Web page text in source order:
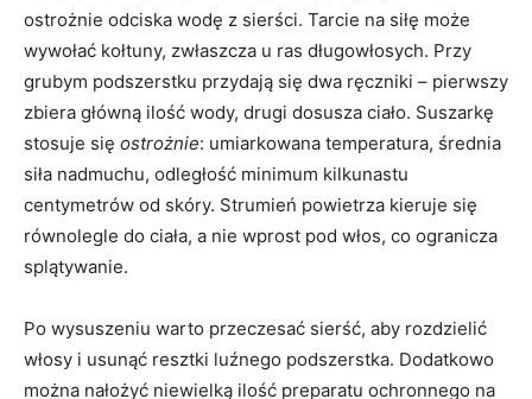
ostrożnie odciska wodę z sierści. Tarcie na siłę może
wywołać kołtuny, zwłaszcza u ras długowłosych. Przy
grubym podszerstku przydają się dwa ręczniki – pierwszy
zbiera główną ilość wody, drugi dosusza ciało. Suszarkę
stosuje się ostrożnie: umiarkowana temperatura, średnia
siła nadmuchu, odległość minimum kilkunastu
centymetrów od skóry. Strumień powietrza kieruje się
równolegle do ciała, a nie wprost pod włos, co ogranicza
splątywanie.
Po wysuszeniu warto przeczesać sierść, aby rozdzielić
włosy i usunąć resztki luźnego podszerstka. Dodatkowo
można nałożyć niewielką ilość preparatu ochronnego na